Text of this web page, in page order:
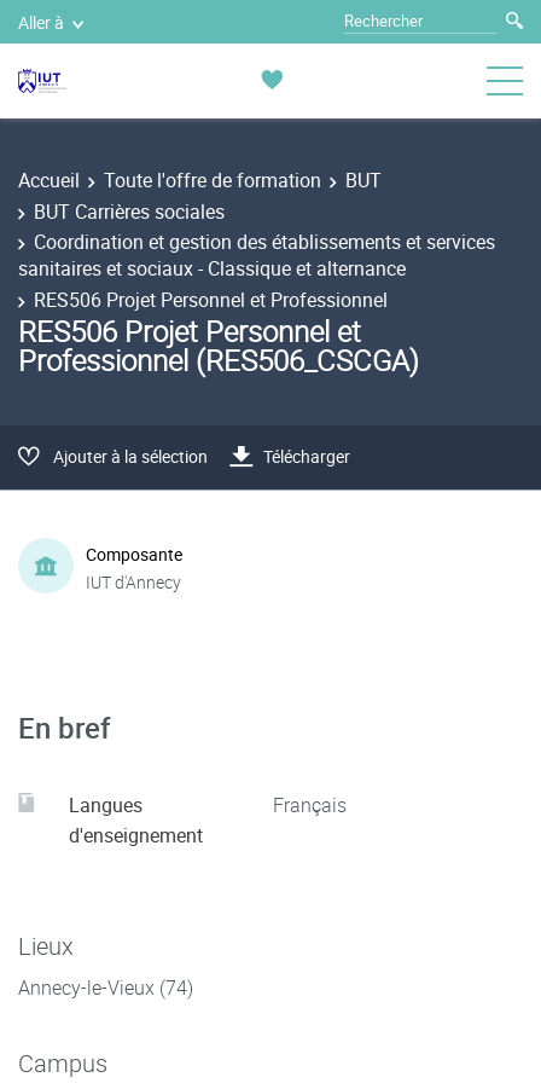
Aller à
Accueil Toute l'offre de formation
BUT
BUT Carrières sociales
Coordination et gestion des établissements et services
sanitaires et sociaux - Classique et alternance
RES506 Projet Personnel et Professionnel
RES506 Projet Personnel et
Professionnel (RES506_CSCGA)
Ajouter à la sélection Télécharger
Composante
IUT d'Annecy
En bref
Langues
d'enseignement
Français
Lieux
Annecy-le-Vieux (74)
Campus